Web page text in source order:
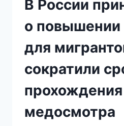
В России
о
для
сократили
прохождения
медосмотра